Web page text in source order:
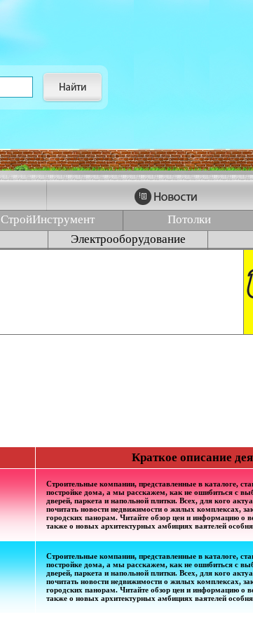
СтройИнструмент Потолки
Электрооборудование
Краткое описание
Строительные компании, представленные в каталоге,
постройке дома, а мы расскажем, как не ошибиться с
дверей, паркета и напольной плитки. Всех, для кого
почитать новости недвижимости о жилых комплексах,
городских панорам. Читайте обзор цен и информацию о
также о новых архитектурных амбициях ваятелей
Строительные компании, представленные в каталоге,
постройке дома, а мы расскажем, как не ошибиться с
дверей, паркета и напольной плитки. Всех, для кого
почитать новости недвижимости о жилых комплексах,
городских панорам. Читайте обзор цен и информацию о
также о новых архитектурных амбициях ваятелей